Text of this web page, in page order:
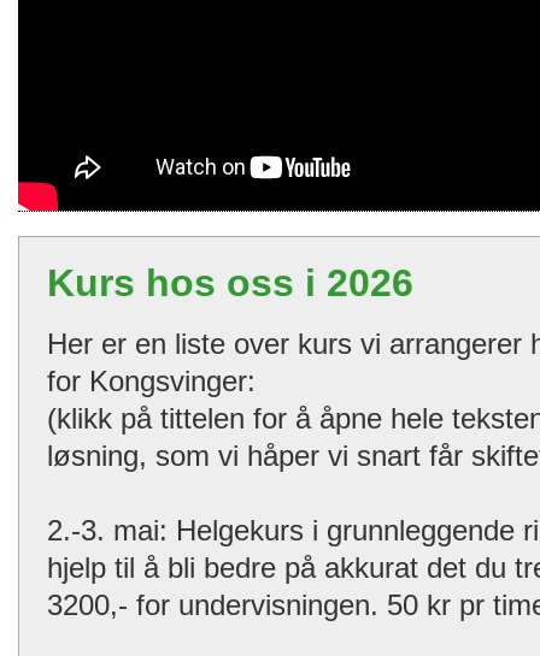
Kurs hos oss i 2026
Her er en liste over kurs vi arrangerer
for Kongsvinger:
(klikk på tittelen for å åpne hele
løsning, som vi håper vi snart får
2.-3. mai: Helgekurs i grunnleggende
hjelp til å bli bedre på akkurat det du
3200,- for undervisningen. 50 kr pr